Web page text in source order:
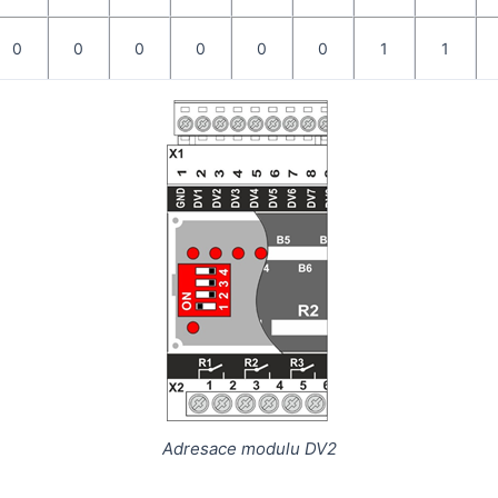
0 0 0 0 0 0 1 1
Adresace modulu DV2